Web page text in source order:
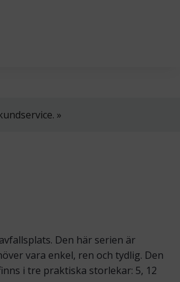
»
Den här serien är
vara enkel, ren och tydlig. Den
i tre praktiska storlekar: 5, 12